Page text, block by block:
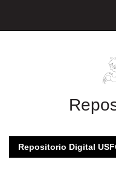
Repositorio Digital